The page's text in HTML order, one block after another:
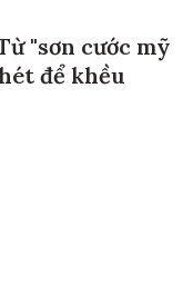
"sơn cước mỹ
để khều